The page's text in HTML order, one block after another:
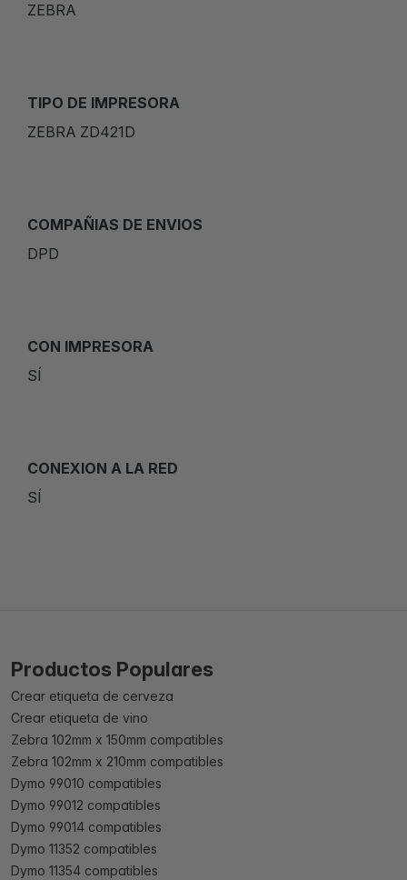
ZEBRA
TIPO DE IMPRESORA
ZEBRA ZD421D
COMPAÑIAS DE ENVIOS
DPD
CON IMPRESORA
SÍ
CONEXION A LA RED
SÍ
Productos Populares
Crear etiqueta de cerveza
Crear etiqueta de vino
Zebra 102mm x 150mm compatibles
Zebra 102mm x 210mm compatibles
Dymo 99010 compatibles
Dymo 99012 compatibles
Dymo 99014 compatibles
Dymo 11352 compatibles
Dymo 11354 compatibles